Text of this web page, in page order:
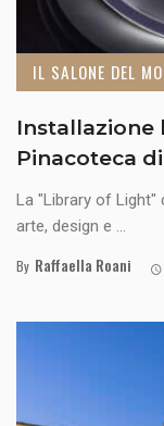
IL SALONE DEL
Installazione
Pinacoteca
La "Library of Light"
arte, design e ...
By Raffaella Roani